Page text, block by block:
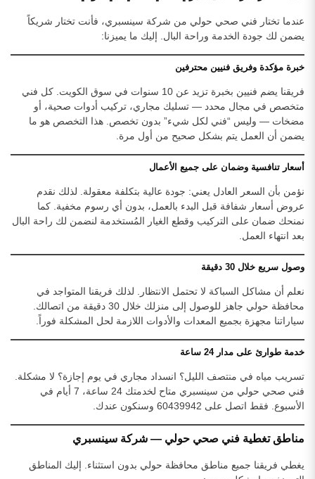
عندما تختار فني صحي حولي من شركة سينسبري، فأنت تختار شريكاً
يضمن لك جودة الخدمة وراحة البال. إليك ما يميزنا:
خبرة مؤكدة وفريق فنيين محترفين
فريقنا يضم فنيين بخبرة تزيد عن 10 سنوات في سوق الكويت. كل فني
متخصص في مجال محدد — تسليك مجاري، تركيب أدوات صحية، أو
مضخات — وليس “فني لكل شيء” بدون تخصص. هذا التخصص هو ما
يضمن أن العمل يتم بشكل صحيح من أول مرة.
أسعار تنافسية وضمان على جميع الأعمال
نؤمن بأن السعر العادل يعني: جودة عالية بتكلفة معقولة. لذلك نقدم
عروض أسعار شفافة قبل البدء بالعمل، بدون أي رسوم مخفية. كما
نمنحك ضمان على التركيب وقطع الغيار المُستخدمة لنضمن لك راحة البال
بعد انتهاء العمل.
وصول سريع خلال 30 دقيقة
نعلم أن مشاكل السباكة لا تحتمل الانتظار. لذلك فريقنا المتواجد في
محافظة حولي جاهز للوصول إلى منزلك خلال 30 دقيقة من اتصالك.
سياراتنا مجهزة بجميع المعدات والأدوات اللازمة لحل المشكلة فوراً.
خدمة طوارئ على مدار 24 ساعة
تسريب مياه في منتصف الليل؟ انسداد مجاري في يوم إجازة؟ لا مشكلة.
فني صحي حولي من سينسبري متاح لخدمتك 24 ساعة، 7 أيام في
الأسبوع. فقط اتصل على 60439942 وسنكون عندك.
مناطق تغطية فني صحي حولي — شركة سينسبري
يغطي فريقنا جميع مناطق محافظة حولي بدون استثناء. إليك المناطق